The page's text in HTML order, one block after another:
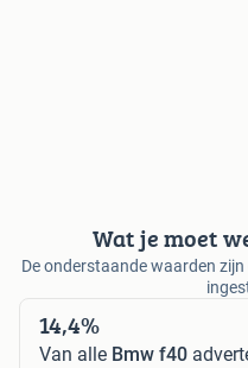
Wat je moet
De onderstaande waarden
14,4%
Van alle Bmw f40